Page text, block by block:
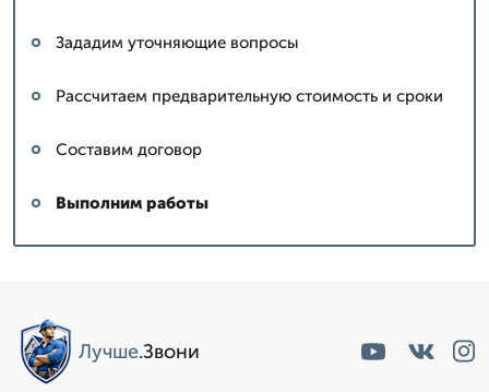
Зададим уточняющие вопросы
Рассчитаем предварительную стоимость и сроки
Составим договор
Выполним работы
Лучше.Звони